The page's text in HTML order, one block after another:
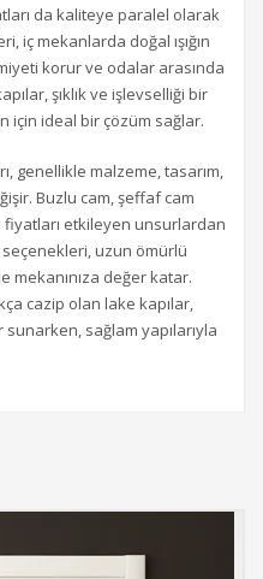
da kaliteye paralel olarak
iç mekanlarda doğal ışığın
korur ve odalar arasında
şıklık ve işlevselliği bir
için ideal bir çözüm sağlar.
genellikle malzeme, tasarım,
Buzlu cam, şeffaf cam
etkileyen unsurlardan
uzun ömürlü
mekanınıza değer katar.
cazip olan lake kapılar,
sağlam yapılarıyla